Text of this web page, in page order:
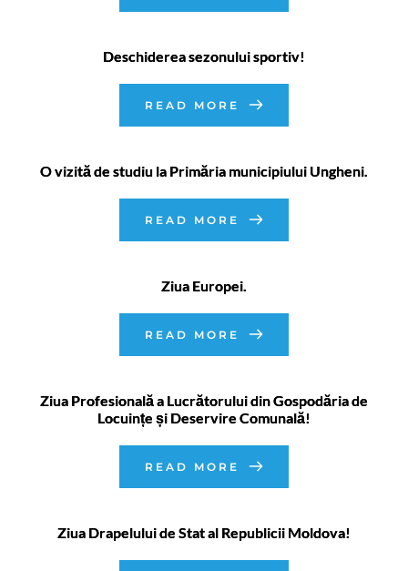
Deschiderea sezonului sportiv!
READ MORE
O vizită de studiu la Primăria municipiului Ungheni.
READ MORE
Ziua Europei.
READ MORE
Ziua Profesională a Lucrătorului din Gospodăria de
Locuințe și Deservire Comunală!
READ MORE
Ziua Drapelului de Stat al Republicii Moldova!